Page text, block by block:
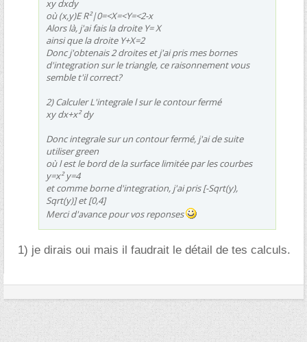
xy dxdy
où (x,y)E R²|0=<X=<Y=<2-x
Alors là, j'ai fais la droite Y= X
ainsi que la droite Y+X=2
Donc j'obtenais 2 droites et j'ai pris mes bornes
d'integration sur le triangle, ce raisonnement vous
semble t'il correct?
2) Calculer L'integrale l sur le contour fermé
xy dx+x² dy
Donc integrale sur un contour fermé, j'ai de suite
utiliser green
où l est le bord de la surface limitée par les courbes
y=x² y=4
et comme borne d'integration, j'ai pris [-Sqrt(y),
Sqrt(y)] et [0,4]
Merci d'avance pour vos reponses
1) je dirais oui mais il faudrait le détail de tes calculs.